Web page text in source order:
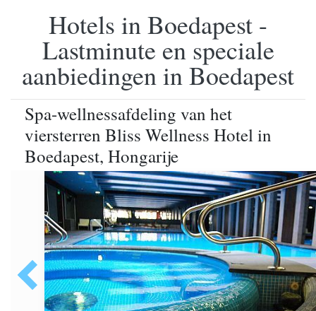
Hotels in Boedapest -
Lastminute en speciale
aanbiedingen in Boedapest
Spa-wellnessafdeling van het
viersterren Bliss Wellness Hotel in
Boedapest, Hongarije